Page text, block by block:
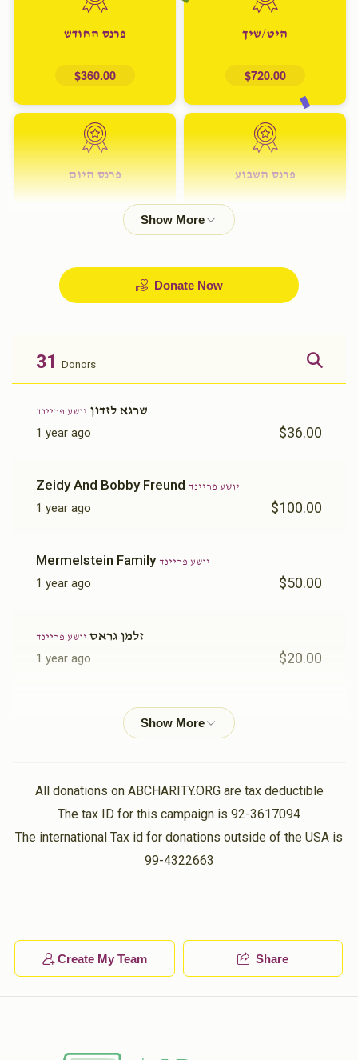
היט/שיך
$720.00
פרנס החודש
$360.00
פרנס השבוע פרנס היום
Donate Now
31 Donors
שרגא לזדון יושע פריינד
1 year ago $36.00
Zeidy And Bobby Freund יושע פריינד
1 year ago $100.00
Mermelstein Family יושע פריינד
1 year ago $50.00
זלמן גראס יושע פריינד
1 year ago $20.00
Chuny Wertheimer
Anonymous יושע פריינד
1 year ago $72.00
פרנס היום
Izzy Rosenbergיושע פריינד
All donations on ABCHARITY.ORG are tax deductible
The tax ID for this campaign is 92-3617094
The international Tax id for donations outside of the USA is
99-4322663
Create My Team Share